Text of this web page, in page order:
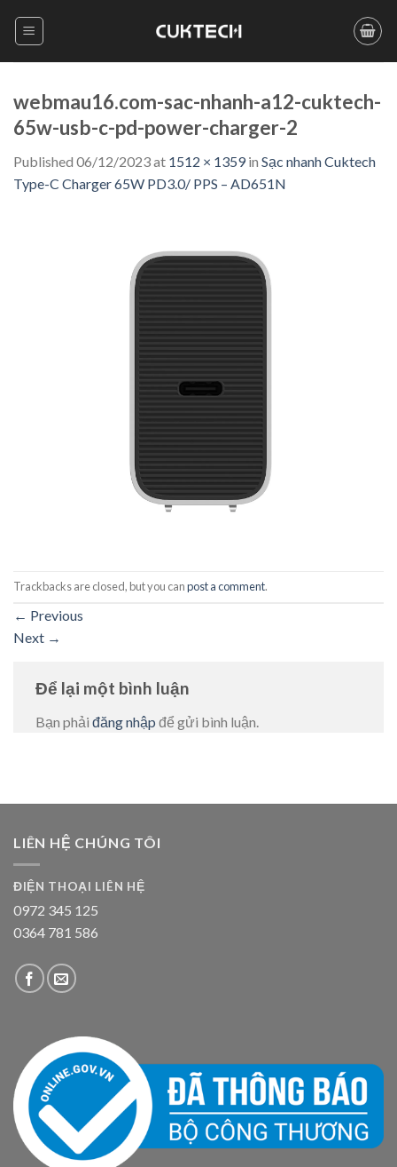
webmau16.com-sac-nhanh-a12-cuktech-
65w-usb-c-pd-power-charger-2
Published 06/12/2023at 1512 × 1359in Sạc nhanh Cuktech
Type-C Charger 65W PD3.0/ PPS – AD651N
Trackbacks are closed, but you canpost a comment.
← Previous
Next →
Để lại một bình luận
Bạn phải đăng nhập để gửi bình luận.
LIÊN HỆ CHÚNG TÔI
ĐIỆN THOẠI LIÊN HỆ
0972 345 125
0364 781 586